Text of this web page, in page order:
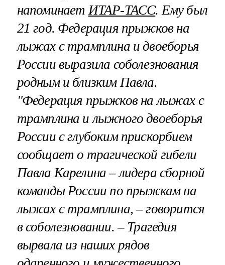
напоминает ИТАР-ТАСС. Ему был
21 год. Федерация прыжков на
лыжах с трамплина и двоеборья
России выразила соболезнования
родным и близким Павла.
"Федерация прыжков на лыжах с
трамплина и лыжного двоеборья
России с глубоким прискорбием
сообщает о трагической гибели
Павла Карелина – лидера сборной
команды России по прыжкам на
лыжах с трамплина, – говорится
в соболезновании. – Трагедия
вырвала из наших рядов